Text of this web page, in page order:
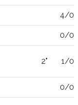
4/0
0/0
2" 1/0
0/0